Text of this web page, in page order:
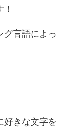
グ言語によっ
好きな文字を